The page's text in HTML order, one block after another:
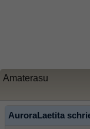
Amaterasu
AuroraLaetita